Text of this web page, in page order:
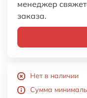
менеджер
заказа.
Нет в наличии
Сумма